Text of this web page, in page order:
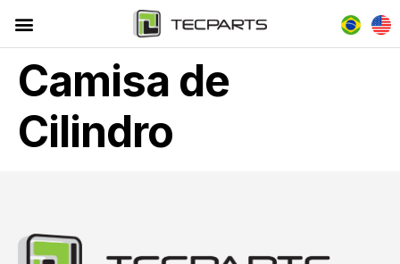
Camisa de
Cilindro